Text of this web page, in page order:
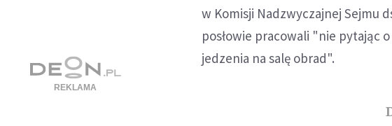
w Komisji Nadzwyczajnej Sejmu
posłowie pracowali "nie pytając
jedzenia na salę obrad".